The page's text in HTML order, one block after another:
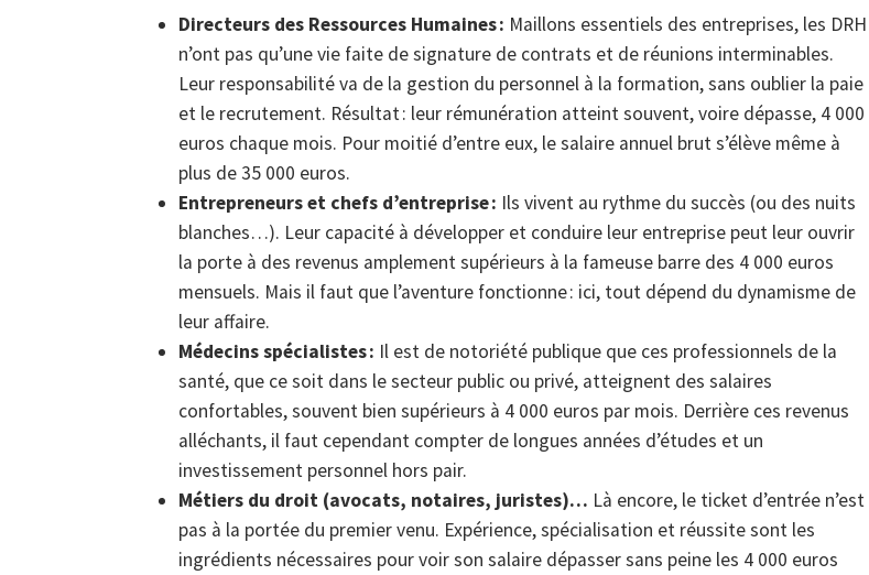
Directeurs des Ressources Humaines : Maillons essentiels des entreprises, les DRH
n’ont pas qu’une vie faite de signature de contrats et de réunions interminables.
Leur responsabilité va de la gestion du personnel à la formation, sans oublier la paie
et le recrutement. Résultat : leur rémunération atteint souvent, voire dépasse, 4 000
euros chaque mois. Pour moitié d’entre eux, le salaire annuel brut s’élève même à
plus de 35 000 euros.
Entrepreneurs et chefs d’entreprise : Ils vivent au rythme du succès (ou des nuits
blanches…). Leur capacité à développer et conduire leur entreprise peut leur ouvrir
la porte à des revenus amplement supérieurs à la fameuse barre des 4 000 euros
mensuels. Mais il faut que l’aventure fonctionne : ici, tout dépend du dynamisme de
leur affaire.
Médecins spécialistes : Il est de notoriété publique que ces professionnels de la
santé, que ce soit dans le secteur public ou privé, atteignent des salaires
confortables, souvent bien supérieurs à 4 000 euros par mois. Derrière ces revenus
alléchants, il faut cependant compter de longues années d’études et un
investissement personnel hors pair.
Métiers du droit (avocats, notaires, juristes)… Là encore, le ticket d’entrée n’est
pas à la portée du premier venu. Expérience, spécialisation et réussite sont les
ingrédients nécessaires pour voir son salaire dépasser sans peine les 4 000 euros